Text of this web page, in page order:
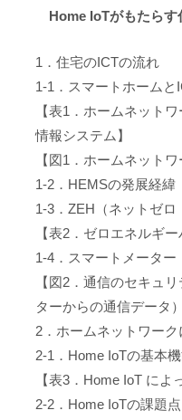
Home IoTがもたらす
1．住宅のICTの流れ
1-1．スマートホームと
【表1．ホームネット
情報システム】
【図1．ホームネットワ
1-2．HEMSの発展経緯
1-3．ZEH（ネットゼロ
【表2．ゼロエネルギ
1-4．スマートメーター
【図2．通信のセキュ
ターからの通信データ）
2．ホームネットワーク
2-1．Home IoTの基本
【表3．Home IoT によ
2-2．Home IoTの課題点